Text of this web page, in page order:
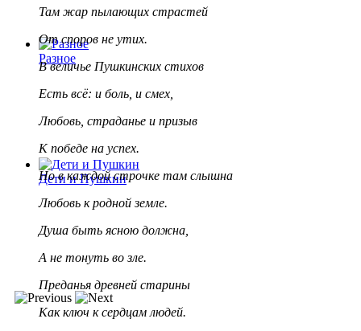
Разное
Дети и Пушкин
Там жар пылающих страстей
От споров не утих.
В величье Пушкинских стихов
Есть всё: и боль, и смех,
Любовь, страданье и призыв
К победе на успех.
Но в каждой строчке там слышна
Любовь к родной земле.
Душа быть ясною должна,
А не тонуть во зле.
Преданья древней старины
Как ключ к сердцам людей.